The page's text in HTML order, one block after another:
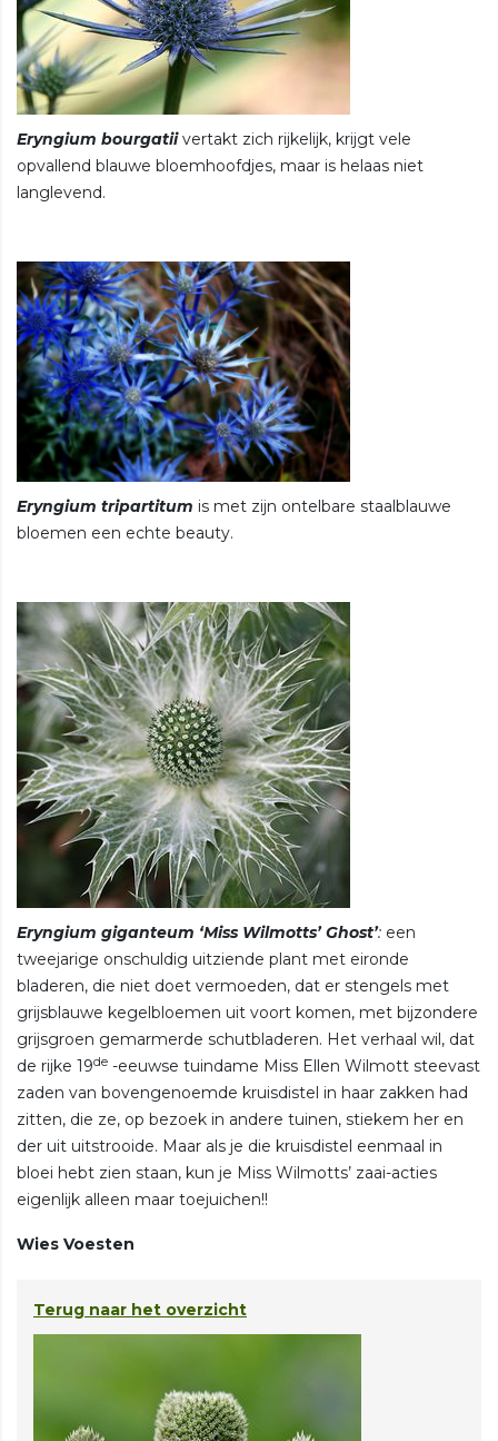
Eryngium bourgatiivertakt zich rijkelijk, krijgt vele
opvallend blauwe bloemhoofdjes, maar is helaas niet
langlevend.
Eryngium tripartitum is met zijn ontelbare staalblauwe
bloemen een echte beauty.
Eryngium giganteum ‘Miss Wilmotts’ Ghost’: een
tweejarige onschuldig uitziende plant met eironde
bladeren, die niet doet vermoeden, dat er stengels met
grijsblauwe kegelbloemen uit voort komen, met bijzondere
grijsgroen gemarmerde schutbladeren. Het verhaal wil, dat
de rijke 19de -eeuwse tuindame Miss Ellen Wilmott steevast
zaden van bovengenoemde kruisdistel in haar zakken had
zitten, die ze, op bezoek in andere tuinen, stiekem her en
der uit uitstrooide. Maar als je die kruisdistel eenmaal in
bloei hebt zien staan, kun je Miss Wilmotts’ zaai-acties
eigenlijk alleen maar toejuichen!!
Wies Voesten
Terug naar het overzicht